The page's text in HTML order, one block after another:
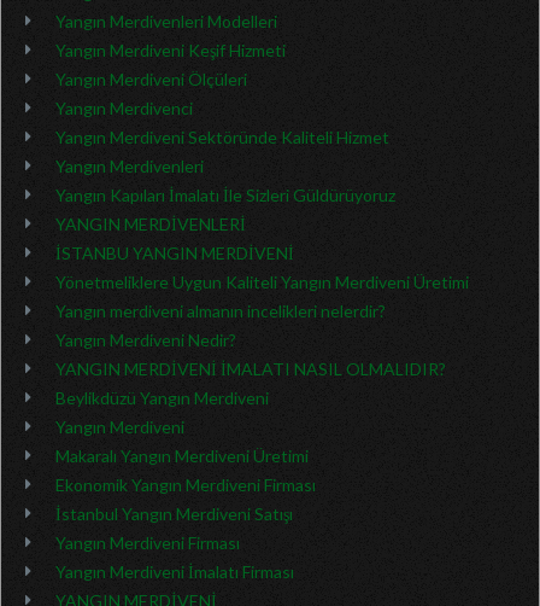
Yangın Merdivenleri Modelleri
Yangın Merdiveni Keşif Hizmeti
Yangın Merdiveni Ölçüleri
Yangın Merdivenci
Yangın Merdiveni Sektöründe Kaliteli Hizmet
Yangın Merdivenleri
Yangın Kapıları İmalatı İle Sizleri Güldürüyoruz
YANGIN MERDİVENLERİ
İSTANBU YANGIN MERDİVENİ
Yönetmeliklere Uygun Kaliteli Yangın Merdiveni Üretimi
Yangın merdiveni almanın incelikleri nelerdir?
Yangın Merdiveni Nedir?
YANGIN MERDİVENİ İMALATI NASIL OLMALIDIR?
Beylikdüzü Yangın Merdiveni
Yangın Merdiveni
Makaralı Yangın Merdiveni Üretimi
Ekonomik Yangın Merdiveni Firması
İstanbul Yangın Merdiveni Satışı
Yangın Merdiveni Firması
Yangın Merdiveni İmalatı Firması
YANGIN MERDİVENİ